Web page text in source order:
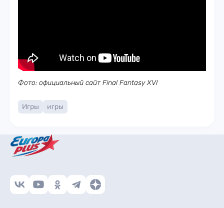
Фото: официальный сайт Final Fantasy XVI
Игры игры